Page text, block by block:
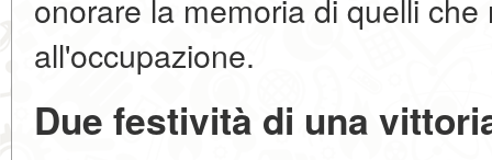
all'occupazione.
Due festività di una